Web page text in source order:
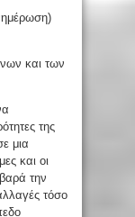
και των
της
μια
και οι
την
τόσο